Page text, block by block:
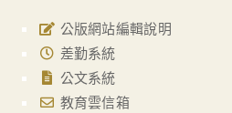
公版網站編輯說明
差勤系統
公文系統
教育雲信箱